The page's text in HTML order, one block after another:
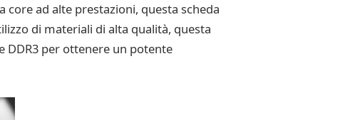
core ad alte prestazioni, questa scheda
di materiali di alta qualità, questa
DDR3 per ottenere un potente